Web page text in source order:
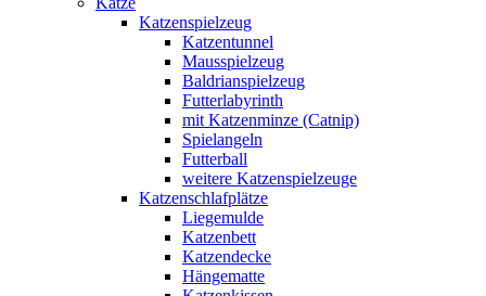
Katzenspielzeug
Katzentunnel
Mausspielzeug
Baldrianspielzeug
Futterlabyrinth
mit Katzenminze (Catnip)
Spielangeln
Futterball
weitere Katzenspielzeuge
Katzenschlafplätze
Liegemulde
Katzenbett
Katzendecke
Hängematte